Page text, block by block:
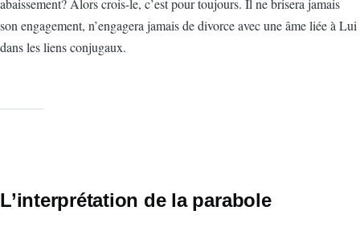
abaissement? Alors crois-le, c’est pour toujours. Il ne brisera jamais
son engagement, n’engagera jamais de divorce avec une âme liée à Lui
dans les liens conjugaux.
L’interprétation de la parabole